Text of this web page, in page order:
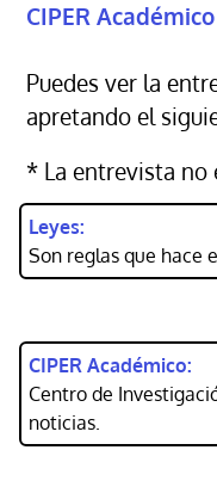
CIPER Académico
Puedes ver la
apretando el
* La entrevista no
Leyes:
Son reglas que hace
CIPER Académico:
Centro de
noticias.